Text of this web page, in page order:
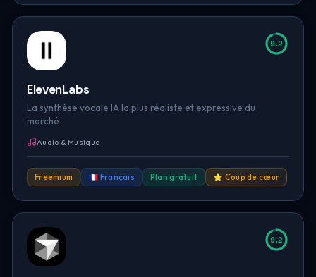
9.2
ElevenLabs
La synthèse vocale IA la plus réaliste et expressive du
marché
Audio & Musique
Freemium 🇫🇷 Français Plan gratuit ⭐ Coup de cœur
9.2